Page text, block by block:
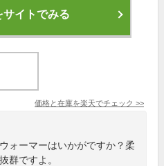
サイトでみる
価格と在庫を楽天でチェック >>
ォーマーはいかがですか？柔
群ですよ。